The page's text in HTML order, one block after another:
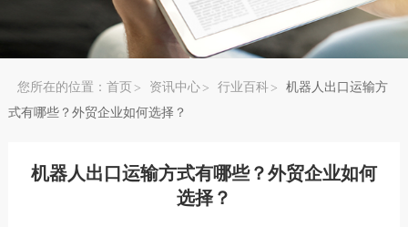
您所在的位置： 首页 资讯中心 行业百科
机器人出口运输方
式有哪些？外贸企业如何选择？
机器人出口运输方式有哪些？外贸企业如何
选择？